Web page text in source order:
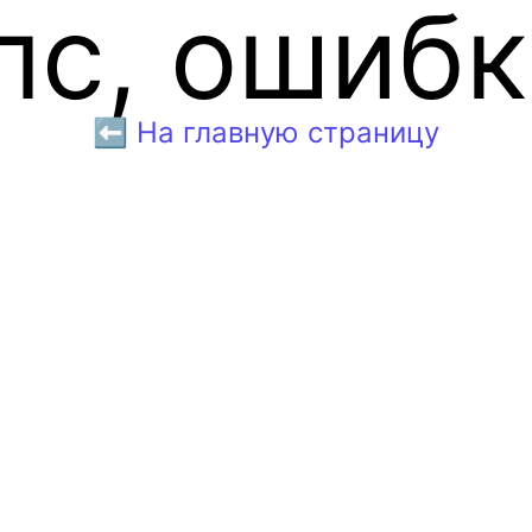
⬅️ На главную страницу